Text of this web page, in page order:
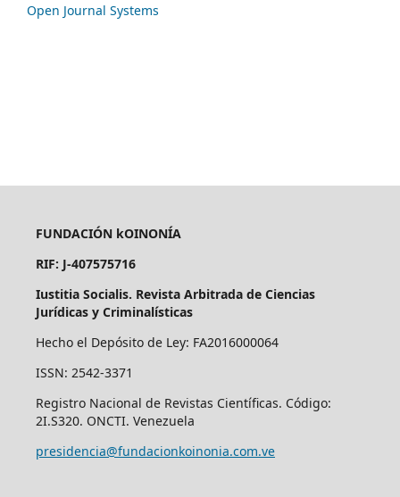
Open Journal Systems
FUNDACIÓN kOINONÍA
RIF: J-407575716
Iustitia Socialis. Revista Arbitrada de Ciencias
Jurídicas y Criminalísticas
Hecho el Depósito de Ley: FA2016000064
ISSN: 2542-3371
Registro Nacional de Revistas Científicas. Código:
2I.S320. ONCTI. Venezuela
presidencia@fundacionkoinonia.com.ve